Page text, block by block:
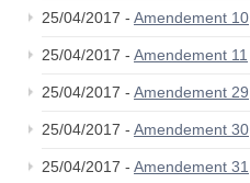
25/04/2017 - Amendement 10
25/04/2017 - Amendement 11
25/04/2017 - Amendement 29
25/04/2017 - Amendement 30
25/04/2017 - Amendement 31